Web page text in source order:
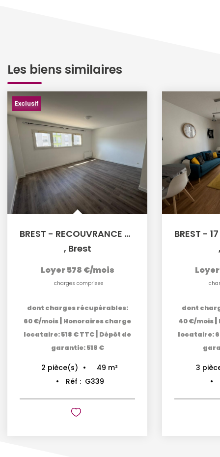
Les biens similaires
Exclusif
BREST - RECOUVRANCE - 35 RUE DE LA PORTE - Appartement T2...
, Brest
Loyer 578 €/mois
charges comprises
dont charges récupérables:
60 €/mois| Honoraires charge
locataire: 518 € TTC| Dépôt de
garantie: 518 €
2 pièce(s) 49 m²
Réf : G339
dont
40 €/mois|
locataire:
3